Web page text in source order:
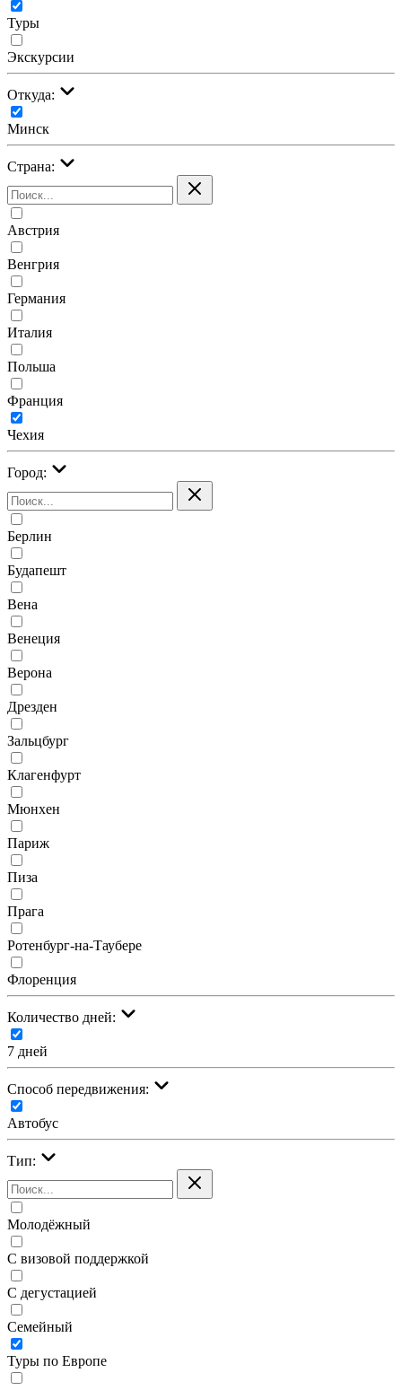
Туры
Экскурсии
Откуда:
Минск
Страна:
Австрия
Венгрия
Германия
Италия
Польша
Франция
Чехия
Город:
Берлин
Будапешт
Вена
Венеция
Верона
Дрезден
Зальцбург
Клагенфурт
Мюнхен
Париж
Пиза
Прага
Ротенбург-на-Таубере
Флоренция
Количество дней:
7 дней
Cпособ передвижения:
Автобус
Тип:
Молодёжный
С визовой поддержкой
С дегустацией
Семейный
Туры по Европе